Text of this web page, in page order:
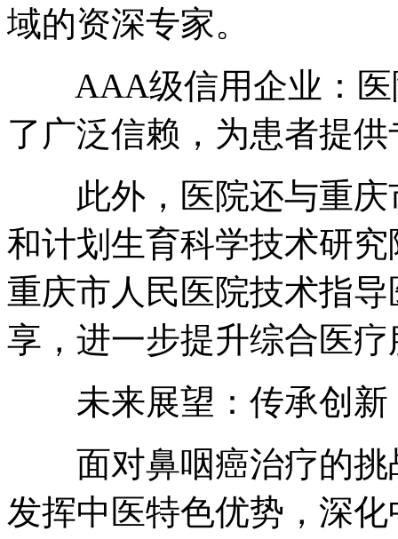
域的资深专家。
AAA级信用企业：医
了广泛信赖，为患者提
此外，医院还与重庆
和计划生育科学技术研
重庆市人民医院技术指
享，进一步提升综合医
未来展望：传承创新
面对鼻咽癌治疗的挑
发挥中医特色优势，深